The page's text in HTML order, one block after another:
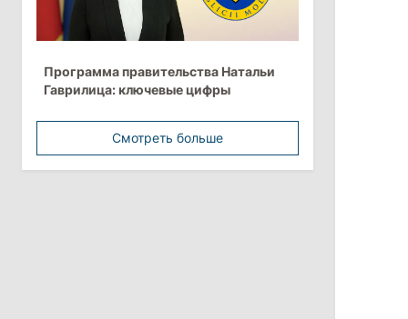
15:15
Экономика
европейских стран с самой низкой
минимальной зарплатой
Политика
Анна Ревенко уходит с поста главы
Программа правительства Натальи
Гаврилица: ключевые цифры
Смотреть больше